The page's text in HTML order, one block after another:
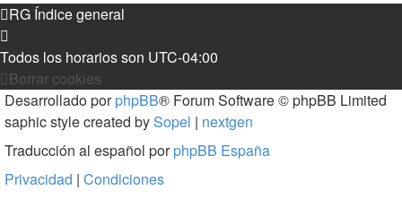
RG Índice general
Todos los horarios son UTC-04:00
Borrar cookies
Desarrollado porphpBB® Forum Software © phpBB Limited
saphic style created bySopel | nextgen
Traducción al español porphpBB España
Privacidad | Condiciones